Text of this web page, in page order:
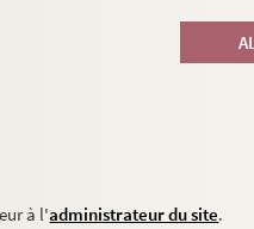
à l'administrateur du site.